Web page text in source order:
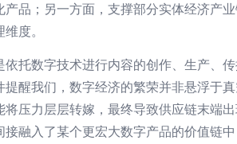
品；另一方面，支撑部分实体经济产
度。
托数字技术进行内容的创作、生产、
醒我们，数字经济的繁荣并非悬浮于真
压力层层转嫁，最终导致供应链末端
融入了某个更宏大数字产品的价值链中